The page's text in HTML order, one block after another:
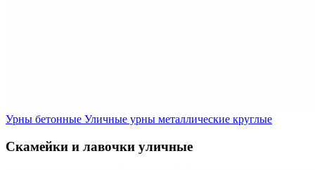
Урны бетонные Уличные урны металлические круглые
Скамейки и лавочки уличные